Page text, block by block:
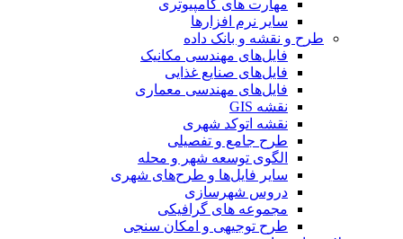
مهارت های کامپیوتری
سایر نرم افزارها
طرح و نقشه و بانک داده
فایل‌های مهندسی مکانیک
فایل‌های صنایع غذایی
فایل‌های مهندسی معماری
نقشه GIS
نقشه اتوکد شهری
طرح جامع و تفصیلی
الگوی توسعه شهر و محله
سایر فایل‌ها و طرح‌های شهری
دروس شهرسازی
مجموعه های گرافیکی
طرح توجیهی و امکان سنجی